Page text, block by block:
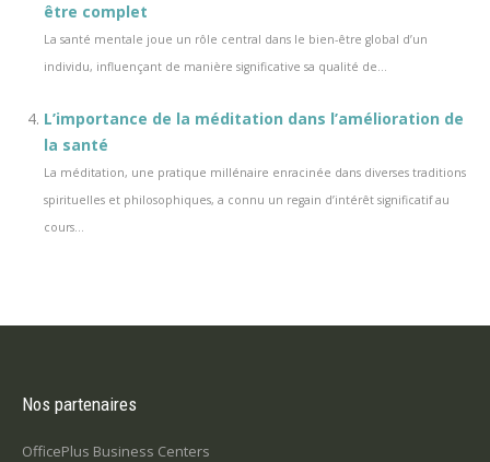
être complet
La santé mentale joue un rôle central dans le bien-être global d’un
individu, influençant de manière significative sa qualité de...
L’importance de la méditation dans l’amélioration de
la santé
La méditation, une pratique millénaire enracinée dans diverses traditions
spirituelles et philosophiques, a connu un regain d’intérêt significatif au
cours...
Nos partenaires
OfficePlus Business Centers